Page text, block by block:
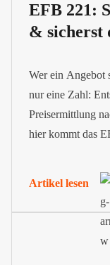
EFB 221:
& sicherst
Wer ein Angebot
nur eine Zahl:
Preisermittlung
hier kommt das
Artikel lesen